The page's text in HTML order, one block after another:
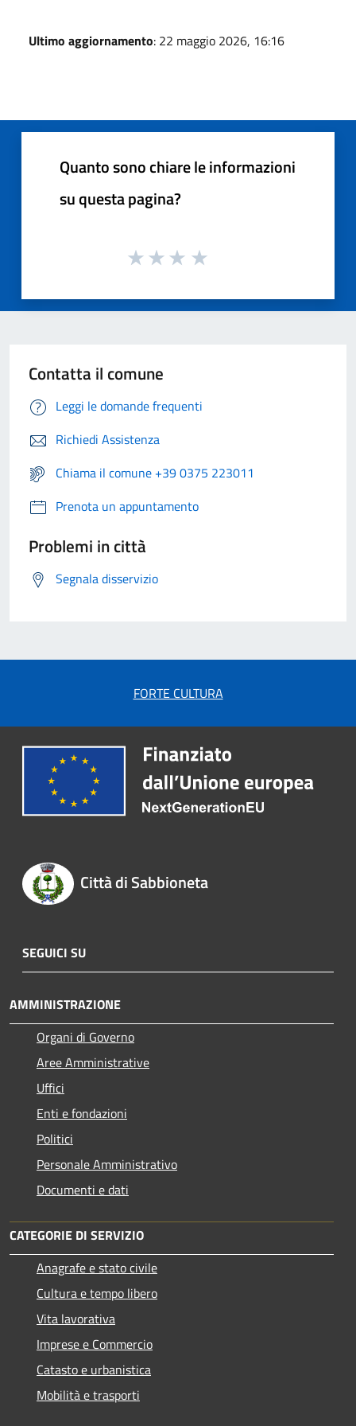
Ultimo aggiornamento: 22 maggio 2026, 16:16
Quanto sono chiare le informazioni
su questa pagina?
Contatta il comune
Leggi le domande frequenti
Richiedi Assistenza
Chiama il comune +39 0375 223011
Prenota un appuntamento
Problemi in città
Segnala disservizio
FORTE CULTURA
Città di Sabbioneta
SEGUICI SU
AMMINISTRAZIONE
Organi di Governo
Aree Amministrative
Uffici
Enti e fondazioni
Politici
Personale Amministrativo
Documenti e dati
CATEGORIE DI SERVIZIO
Anagrafe e stato civile
Cultura e tempo libero
Vita lavorativa
Imprese e Commercio
Catasto e urbanistica
Mobilità e trasporti